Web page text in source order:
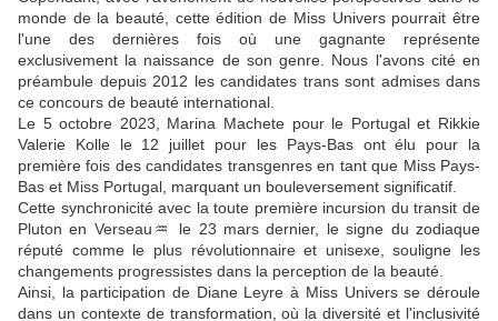
monde de la beauté, cette édition de Miss Univers pourrait être
l'une des dernières fois où une gagnante représente
exclusivement la naissance de son genre. Nous l'avons cité en
préambule depuis 2012 les candidates trans sont admises dans
ce concours de beauté international.
Le 5 octobre 2023, Marina Machete pour le Portugal et Rikkie
Valerie Kolle le 12 juillet pour les Pays-Bas ont élu pour la
première fois des candidates transgenres en tant que Miss Pays-
Bas et Miss Portugal, marquant un bouleversement significatif.
Cette synchronicité avec la toute première incursion du transit de
Pluton en Verseau♒ le 23 mars dernier, le signe du zodiaque
réputé comme le plus révolutionnaire et unisexe, souligne les
changements progressistes dans la perception de la beauté.
Ainsi, la participation de Diane Leyre à Miss Univers se déroule
dans un contexte de transformation, où la diversité et l'inclusivité